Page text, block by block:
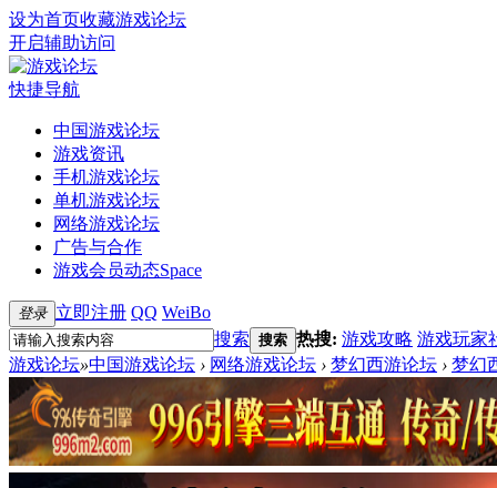
设为首页收藏游戏论坛
开启辅助访问
快捷导航
中国游戏论坛
游戏资讯
手机游戏论坛
单机游戏论坛
网络游戏论坛
广告与合作
游戏会员动态Space
登录 立即注册 QQ WeiBo
搜索 搜索 热搜: 游戏攻略 游戏玩家
游戏论坛»中国游戏论坛 › 网络游戏论坛 › 梦幻西游论坛 › 梦幻